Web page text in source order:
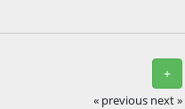
+
« previous next »